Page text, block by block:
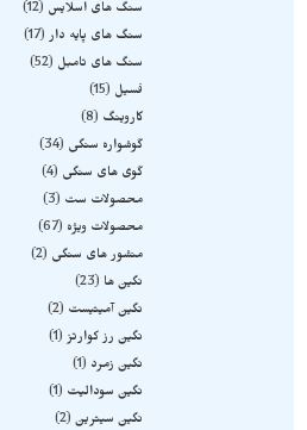
سنگ های اسلایس
12
سنگ های پایه دار 17
سنگ های تامبل
52
فسیل
15
کاروینگ
8
گوشواره سنگی
34
گوی های سنگی
4
محصولات ست
3
محصولات ویژه
67
منشور های سنگی
2
نگین ها
23
نگین آمیتیست
2
نگین رز کوارتز 1
نگین زمرد
1
نگین سودالیت
1
نگین سیترین 2